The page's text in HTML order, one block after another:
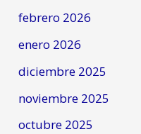
febrero 2026
enero 2026
diciembre 2025
noviembre 2025
octubre 2025